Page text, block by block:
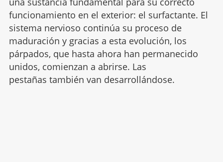
funcionamiento en el exterior: el surfactante. El
sistema nervioso continúa su proceso de
maduración y gracias a esta evolución, los
párpados, que hasta ahora han permanecido
unidos, comienzan a abrirse. Las
pestañas también van desarrollándose.